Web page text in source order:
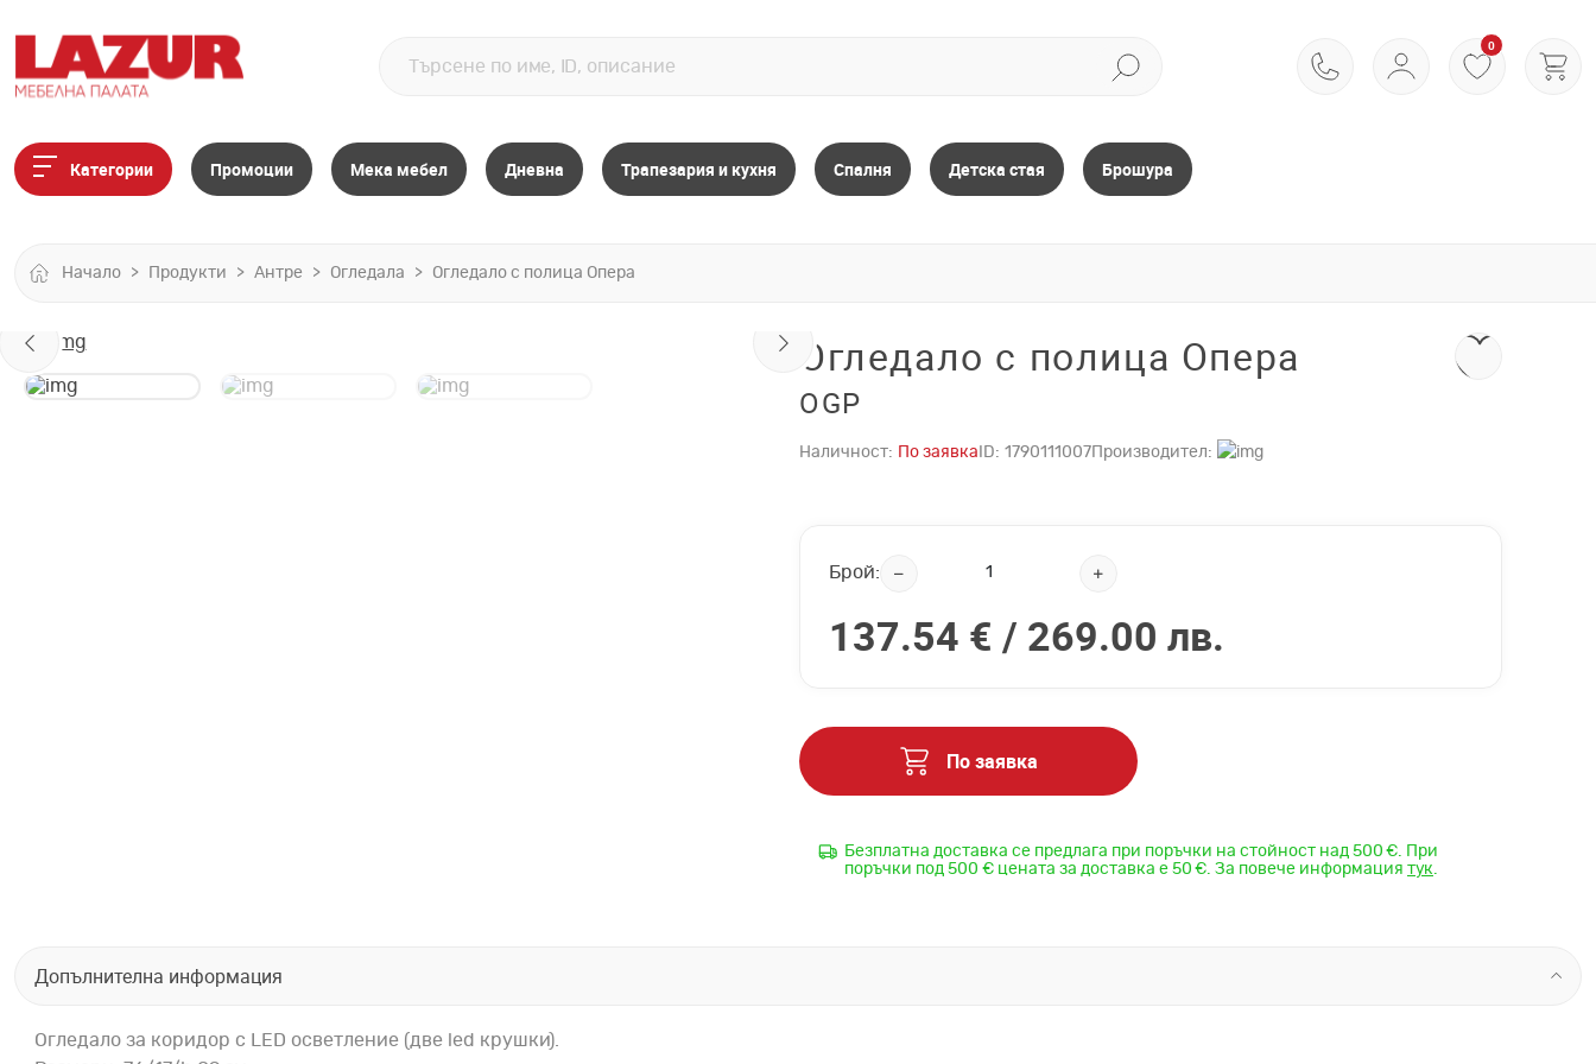
0
Категории Промоции Мека мебел Дневна Трапезария и кухня Спалня Детска стая Брошура
Начало Продукти Антре Огледала Огледало с полица Опера
Огледало с полица Опера
OGP
Наличност: По заявка ID: 1790111007 Производител:
Брой:
137.54 € / 269.00 лв.
По заявка
Безплатна доставка се предлага при поръчки на стойност над 500 €. При
поръчки под 500 € цената за доставка е 50 €. За повече информация тук
Допълнителна информация
Огледало за коридор с LED осветление (две led крушки).